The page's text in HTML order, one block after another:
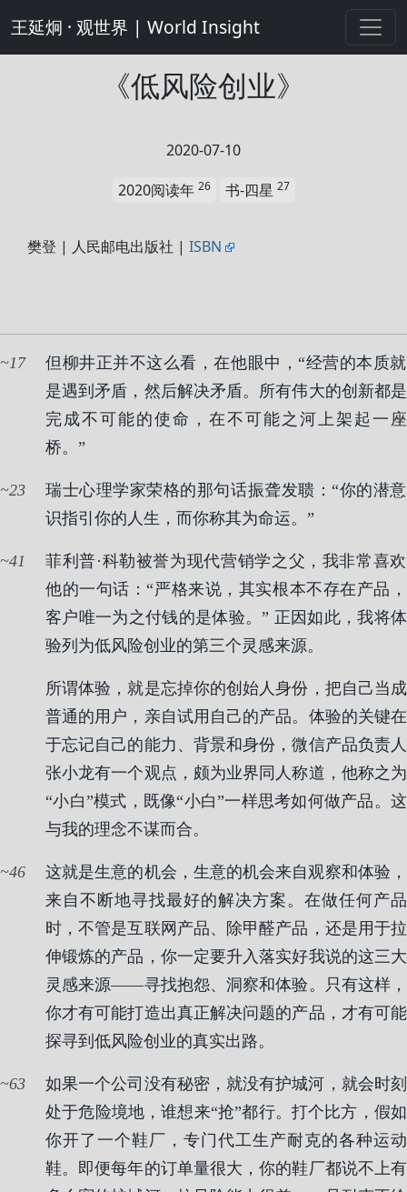
王延炯 · 观世界 | World Insight
《低风险创业》
2020-07-10
2020阅读年 26 书-四星 27
樊登 | 人民邮电出版社 | ISBN
17
但柳井正并不这么看，在他眼中，“经营的本质就
是遇到矛盾，然后解决矛盾。所有伟大的创新都是
完成不可能的使命，在不可能之河上架起一座
桥。”
23
瑞士心理学家荣格的那句话振聋发聩：“你的潜意
识指引你的人生，而你称其为命运。”
41
菲利普·科勒被誉为现代营销学之父，我非常喜欢
他的一句话：“严格来说，其实根本不存在产品，
客户唯一为之付钱的是体验。” 正因如此，我将体
验列为低风险创业的第三个灵感来源。
所谓体验，就是忘掉你的创始人身份，把自己当成
普通的用户，亲自试用自己的产品。体验的关键在
于忘记自己的能力、背景和身份，微信产品负责人
张小龙有一个观点，颇为业界同人称道，他称之为
“小白”模式，既像“小白”一样思考如何做产品。这
与我的理念不谋而合。
46
这就是生意的机会，生意的机会来自观察和体验，
来自不断地寻找最好的解决方案。在做任何产品
时，不管是互联网产品、除甲醛产品，还是用于拉
伸锻炼的产品，你一定要升入落实好我说的这三大
灵感来源——寻找抱怨、洞察和体验。只有这样，
你才有可能打造出真正解决问题的产品，才有可能
探寻到低风险创业的真实出路。
63
如果一个公司没有秘密，就没有护城河，就会时刻
处于危险境地，谁想来“抢”都行。打个比方，假如
你开了一个鞋厂，专门代工生产耐克的各种运动
鞋。即便每年的订单量很大，你的鞋厂都说不上有